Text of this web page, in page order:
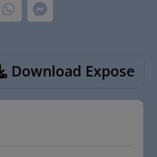
Download Expose